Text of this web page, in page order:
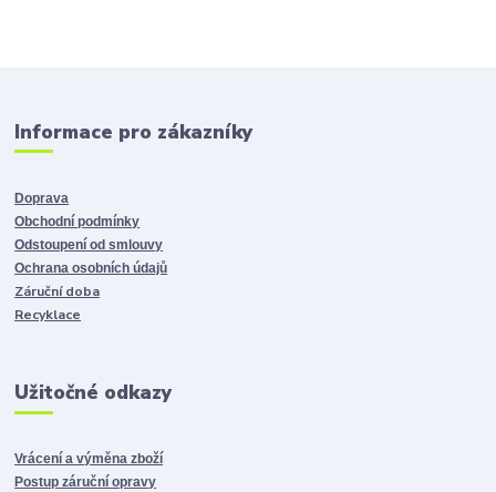
Informace pro zákazníky
Doprava
Obchodní podmínky
Odstoupení od smlouvy
Ochrana osobních údajů
Záruční doba
Recyklace
Užitočné odkazy
Vrácení a výměna zboží
Postup záruční opravy